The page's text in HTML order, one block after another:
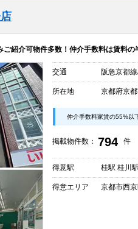
ご紹介可物件多数！仲介手数料は賃料の
交通 阪急京都
所在地 京都府京
仲介手数料家賃の55%以
掲載物件数： 794 件
得意駅 桂駅 桂川
得意エリア 京都市西